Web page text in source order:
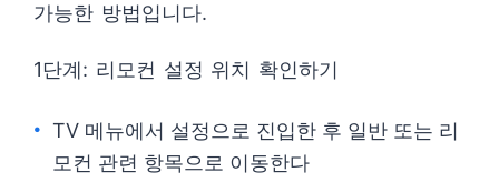
가능한 방법입니다.
1단계: 리모컨 설정 위치 확인하기
TV 메뉴에서 설정으로 진입한 후 일반 또는 리
모컨 관련 항목으로 이동한다